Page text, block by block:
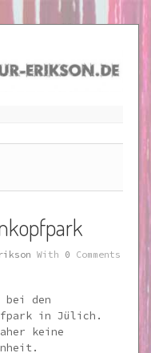
With 0 Comments
bei den
in Jülich.
keine